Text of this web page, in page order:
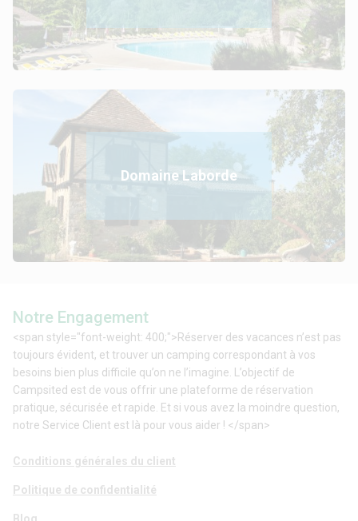
Domaine Laborde
Notre Engagement
<span style="font-weight: 400;">Réserver des vacances n’est pas
toujours évident, et trouver un camping correspondant à vos
besoins bien plus difficile qu’on ne l’imagine. L’objectif de
Campsited est de vous offrir une plateforme de réservation
pratique, sécurisée et rapide. Et si vous avez la moindre question,
notre Service Client est là pour vous aider ! </span>
Conditions générales du client
Politique de confidentialité
Blog